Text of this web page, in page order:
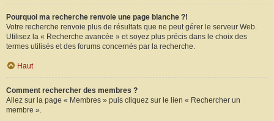
Pourquoi ma recherche renvoie une page blanche ?!
Votre recherche renvoie plus de résultats que ne peut gérer le serveur Web.
Utilisez la « Recherche avancée » et soyez plus précis dans le choix des
termes utilisés et des forums concernés par la recherche.
Haut
Comment rechercher des membres ?
Allez sur la page « Membres » puis cliquez sur le lien « Rechercher un
membre ».